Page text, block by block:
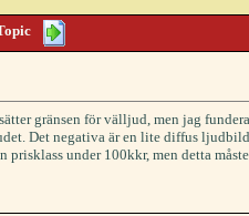
gränsen för välljud, men jag
Det negativa är en lite diffus
under 100kkr, men detta